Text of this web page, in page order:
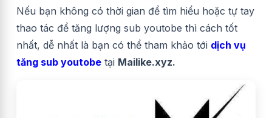
Nếu bạn không có thời gian để tìm hiểu hoặc tự tay
thao tác để tăng lượng sub youtobe thì cách tốt
nhất, dễ nhất là bạn có thể tham khảo tới dịch vụ
tăng sub youtobe tại Mailike.xyz.